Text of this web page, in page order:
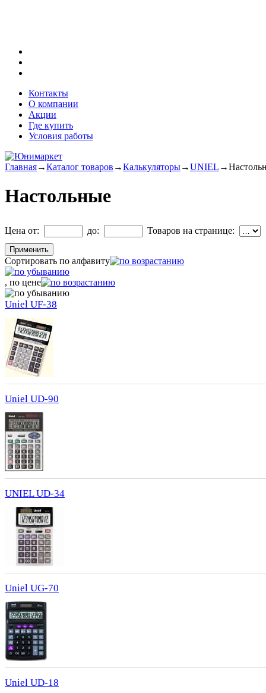
Контакты
О компании
Акции
Где купить
Условия работы
Главная→Каталог товаров →Калькуляторы→UNIEL →
Настольные
Цена от: до: Товаров на странице:
Сортировать по алфавиту
, по цене
Uniel UF-38
Uniel UD-90
UNIEL UD-34
Uniel UG-70
Uniel UD-18